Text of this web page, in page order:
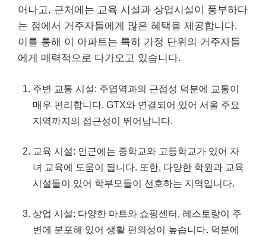
어나고, 근처에는 교육 시설과 상업시설이 풍부하다
는 점에서 거주자들에게 많은 혜택을 제공합니다.
이를 통해 이 아파트는 특히 가정 단위의 거주자들
에게 매력적으로 다가오고 있습니다.
주변 교통 시설: 주엽역과의 근접성 덕분에 교통이
매우 편리합니다. GTX와 연결되어 있어 서울 주요
지역까지의 접근성이 뛰어납니다.
교육 시설: 인근에는 중학교와 고등학교가 있어 자
녀 교육에 도움이 됩니다. 또한, 다양한 학원과 교육
시설들이 있어 학부모들이 선호하는 지역입니다.
상업 시설: 다양한 마트와 쇼핑센터, 레스토랑이 주
변에 분포해 있어 생활 편의성이 높습니다. 덕분에